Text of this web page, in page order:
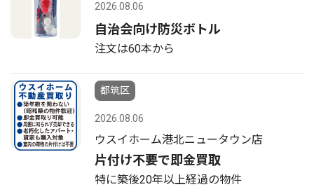
2026.08.06
自治会向け防災ボトル
注文は60本から
都筑区
2026.08.06
ウスイホーム港北ニュータウン店
片付け不要で即金買取
特に築後20年以上経過の物件